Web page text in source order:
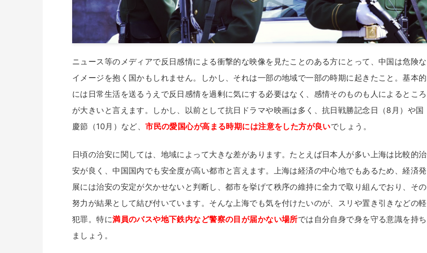
ニュース等のメディアで反日感情による衝撃的な映像を見たことのある方にとって、中国は危険な
イメージを抱く国かもしれません。しかし、それは一部の地域で一部の時期に起きたこと。基本的
には日常生活を送るうえで反日感情を過剰に気にする必要はなく、感情そのものも人によるところ
が大きいと言えます。しかし、以前として抗日ドラマや映画は多く、抗日戦勝記念日（8月）や国
慶節（10月）など、市民の愛国心が高まる時期には注意をした方が良いでしょう。
日頃の治安に関しては、地域によって大きな差があります。たとえば日本人が多い上海は比較的治
安が良く、中国国内でも安全度が高い都市と言えます。上海は経済の中心地でもあるため、経済発
展には治安の安定が欠かせないと判断し、都市を挙げて秩序の維持に全力で取り組んでおり、その
努力が結果として結び付いています。そんな上海でも気を付けたいのが、スリや置き引きなどの軽
犯罪。特に満員のバスや地下鉄内など警察の目が届かない場所では自分自身で身を守る意識を持ち
ましょう。